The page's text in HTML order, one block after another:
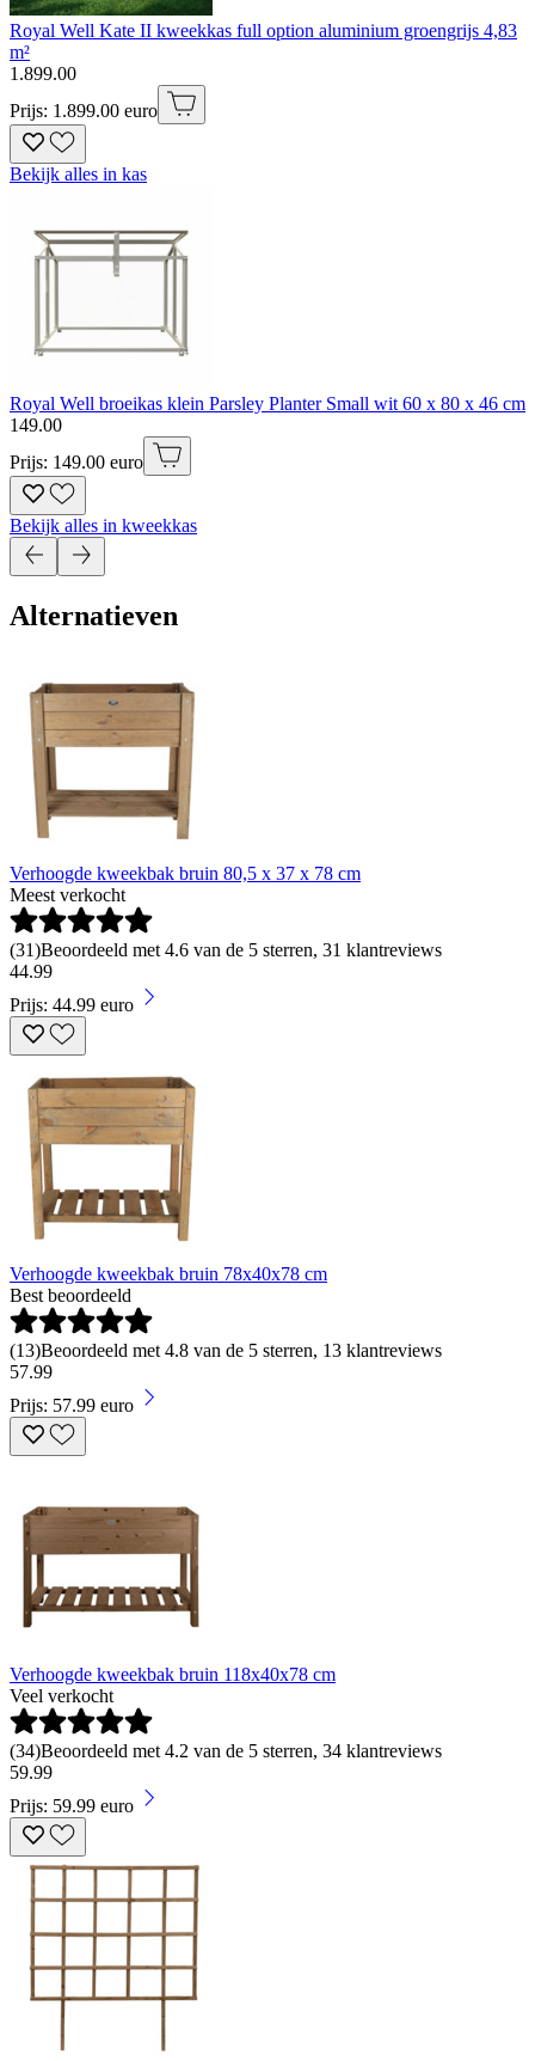
Royal Well Kate II kweekkas full option aluminium groengrijs 4,83
m²
1 .899.00
Prijs: 1.899.00 euro
Bekijk alles in kas
Royal Well broeikas klein Parsley Planter Small wit 60 x 80 x 46 cm
149.00
Prijs: 149.00 euro
Bekijk alles in kweekkas
Alternatieven
Verhoogde kweekbak bruin 80,5 x 37 x 78 cm
Meest verkocht
(31)Beoordeeld met 4.6 van de 5 sterren, 31 klantreviews
44.99
Prijs: 44.99 euro
Verhoogde kweekbak bruin 78x40x78 cm
Best beoordeeld
(13)Beoordeeld met 4.8 van de 5 sterren, 13 klantreviews
57.99
Prijs: 57.99 euro
Verhoogde kweekbak bruin 118x40x78 cm
Veel verkocht
(34)Beoordeeld met 4.2 van de 5 sterren, 34 klantreviews
59.99
Prijs: 59.99 euro